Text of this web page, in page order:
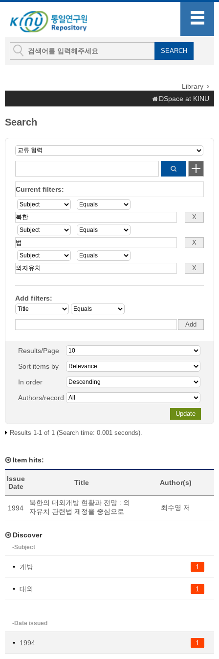
Library
DSpace at KINU
Search
Current filters:
Add filters:
Results/Page
Sort items by
In order
Authors/record
Results 1-1 of 1 (Search time: 0.001 seconds).
Item hits:
Issue
Date
Title Author(s)
1994
북한의 대외개방 현황과 전망 : 외
자유치 관련법 제정을 중심으로
최수영 저
Discover
-Subject
1
개방
1
대외
-Date issued
1
1994